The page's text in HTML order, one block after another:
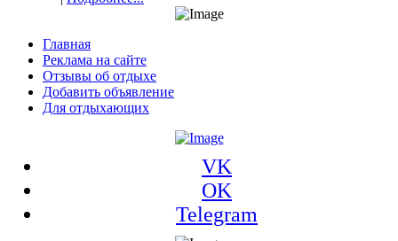
Главная
Реклама на сайте
Отзывы об отдыхе
Добавить объявление
Для отдыхающих
VK
OK
Telegram